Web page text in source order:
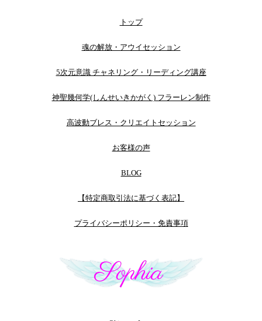
トップ
魂の解放・アウイセッション
5次元意識 チャネリング・リーディング講座
神聖幾何学(しんせいきかがく) フラーレン制作
高波動ブレス・クリエイトセッション
お客様の声
BLOG
【特定商取引法に基づく表記】
プライバシーポリシー・免責事項